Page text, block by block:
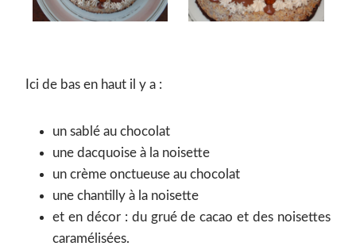
Ici de bas en haut il y a :
un sablé au chocolat
une dacquoise à la noisette
un crème onctueuse au chocolat
une chantilly à la noisette
et en décor : du grué de cacao et des noisettes
caramélisées.